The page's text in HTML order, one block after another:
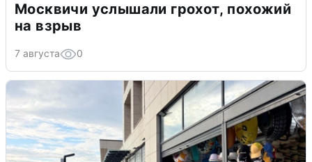
Москвичи услышали грохот, похожий
на взрыв
7 августа 0